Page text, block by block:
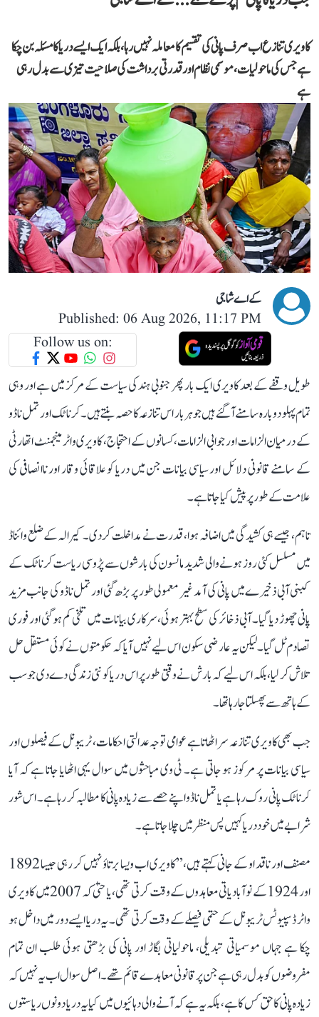
کاویری تنازع اب صرف پانی کی تقسیم کا معاملہ نہیں رہا، بلکہ ایک ایسے دریا کا مسئلہ بن چکا
ہے جس کی ماحولیات، موسمی نظام اور قدرتی برداشت کی صلاحیت تیزی سے بدل رہی
ہے
کے اے شاجی
Published: 06 Aug 2026, 11:17 PM
Follow us on:
طویل وقفے کے بعد کاویری ایک بار پھر جنوبی ہند کی سیاست کے مرکز میں ہے اور وہی
تمام پہلو دوبارہ سامنے آ گئے ہیں جو ہر بار اس تنازعہ کا حصہ بنتے ہیں۔ کرناٹک اور تمل ناڈو
کے درمیان الزامات اور جوابی الزامات، کسانوں کے احتجاج، کاویری واٹر مینجمنٹ اتھارٹی
کے سامنے قانونی دلائل اور سیاسی بیانات جن میں دریا کو علاقائی وقار اور ناانصافی کی
علامت کے طور پر پیش کیا جاتا ہے۔
تاہم، جیسے ہی کشیدگی میں اضافہ ہوا، قدرت نے مداخلت کر دی۔ کیرالہ کے ضلع وائناڈ
میں مسلسل کئی روز ہونے والی شدید مانسون کی بارشوں سے پڑوسی ریاست کرناٹک کے
کبنی آبی ذخیرے میں پانی کی آمد غیر معمولی طور پر بڑھ گئی اور تمل ناڈو کی جانب مزید
پانی چھوڑ دیا گیا۔ آبی ذخائر کی سطح بہتر ہوئی، سرکاری بیانات میں تلخی کم ہو گئی اور فوری
تصادم ٹل گیا۔ لیکن یہ عارضی سکون اس لیے نہیں آیا کہ حکومتوں نے کوئی مستقل حل
تلاش کر لیا، بلکہ اس لیے کہ بارش نے وقتی طور پر اس دریا کو نئی زندگی دے دی جو سب
کے ہاتھ سے پھسلتا جا رہا تھا۔
جب بھی کاویری تنازعہ سر اٹھاتا ہے عوامی توجہ عدالتی احکامات، ٹریبونل کے فیصلوں اور
سیاسی بیانات پر مرکوز ہو جاتی ہے۔ ٹی وی مباحثوں میں سوال یہی اٹھایا جاتا ہے کہ آیا
کرناٹک پانی روک رہا ہے یا تمل ناڈو اپنے حصے سے زیادہ پانی کا مطالبہ کر رہا ہے۔ اس شور
شرابے میں خود دریا کہیں پس منظر میں چلا جاتا ہے۔
مصنف اور ناقد او کے جانی کہتے ہیں، ’’کاویری اب ویسا برتاؤ نہیں کر رہی جیسا 1892
اور 1924 کے نوآبادیاتی معاہدوں کے وقت کرتی تھی، یا حتیٰ کہ 2007 میں کاویری
واٹر ڈسپیوٹس ٹریبونل کے حتمی فیصلے کے وقت کرتی تھی۔ یہ دریا ایسے دور میں داخل ہو
چکا ہے جہاں موسمیاتی تبدیلی، ماحولیاتی بگاڑ اور پانی کی بڑھتی ہوئی طلب ان تمام
مفروضوں کو بدل رہی ہے جن پر قانونی معاہدے قائم تھے۔ اصل سوال اب یہ نہیں کہ
زیادہ پانی کا حق کس کا ہے، بلکہ یہ ہے کہ آنے والی دہائیوں میں کیا یہ دریا دونوں ریاستوں